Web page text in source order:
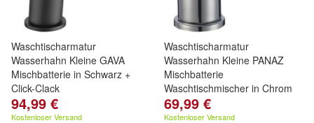
Waschtischarmatur
Wasserhahn Kleine GAVA
Mischbatterie in Schwarz +
Click-Clack
94,99 €
Kostenloser Versand
Waschtischarmatur
Wasserhahn Kleine PANAZ
Mischbatterie
Waschtischmischer in Chrom
69,99 €
Kostenloser Versand